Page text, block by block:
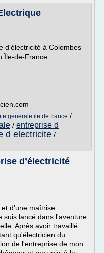
d'électricité à Colombes
Île-de-France.
generale ile de france /
/ entreprise d
d electricite /
d’électricité
d'une maîtrise
suis lancé dans l'aventure
Après avoir travaillé
qu'électricien du
de l'entreprise de mon